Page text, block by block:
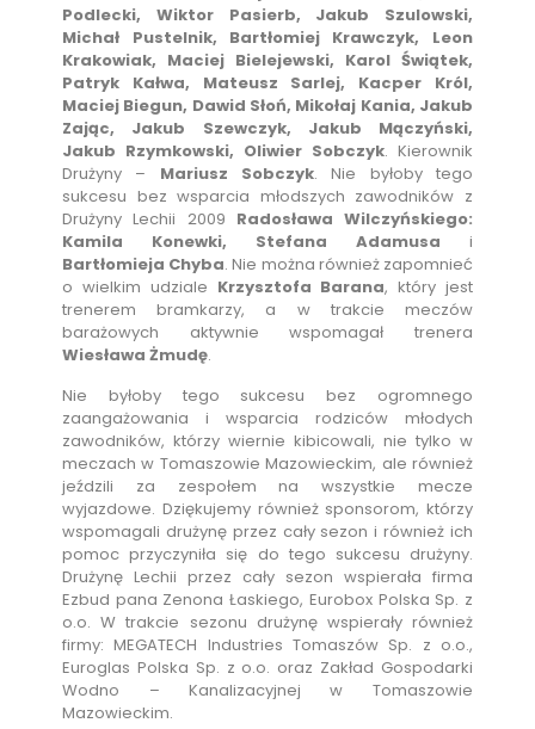
Podlecki, Wiktor Pasierb, Jakub Szulowski,
Michał Pustelnik, Bartłomiej Krawczyk, Leon
Krakowiak, Maciej Bielejewski, Karol Świątek,
Patryk Kałwa, Mateusz Sarlej, Kacper Król,
Maciej Biegun, Dawid Słoń, Mikołaj Kania, Jakub
Zając, Jakub Szewczyk, Jakub Mączyński,
Jakub Rzymkowski, Oliwier Sobczyk. Kierownik
Drużyny – Mariusz Sobczyk. Nie byłoby tego
sukcesu bez wsparcia młodszych zawodników z
Drużyny Lechii 2009 Radosława Wilczyńskiego:
Kamila Konewki, Stefana Adamusa i
Bartłomieja Chyba. Nie można również zapomnieć
o wielkim udziale Krzysztofa Barana, który jest
trenerem bramkarzy, a w trakcie meczów
barażowych aktywnie wspomagał trenera
Wiesława Żmudę.
Nie byłoby tego sukcesu bez ogromnego
zaangażowania i wsparcia rodziców młodych
zawodników, którzy wiernie kibicowali, nie tylko w
meczach w Tomaszowie Mazowieckim, ale również
jeździli za zespołem na wszystkie mecze
wyjazdowe. Dziękujemy również sponsorom, którzy
wspomagali drużynę przez cały sezon i również ich
pomoc przyczyniła się do tego sukcesu drużyny.
Drużynę Lechii przez cały sezon wspierała firma
Ezbud pana Zenona Łaskiego, Eurobox Polska Sp. z
o.o. W trakcie sezonu drużynę wspierały również
firmy: MEGATECH Industries Tomaszów Sp. z o.o.,
Euroglas Polska Sp. z o.o. oraz Zakład Gospodarki
Wodno – Kanalizacyjnej w Tomaszowie
Mazowieckim.